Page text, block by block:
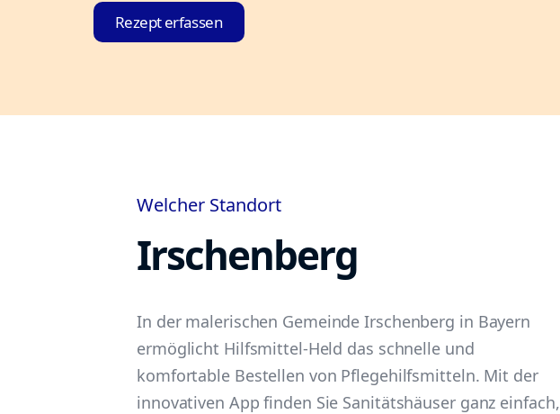
Rezept erfassen
Welcher Standort
Irschenberg
In der malerischen Gemeinde Irschenberg in Bayern
ermöglicht Hilfsmittel-Held das schnelle und
komfortable Bestellen von Pflegehilfsmitteln. Mit der
innovativen App finden Sie Sanitätshäuser ganz einfach,